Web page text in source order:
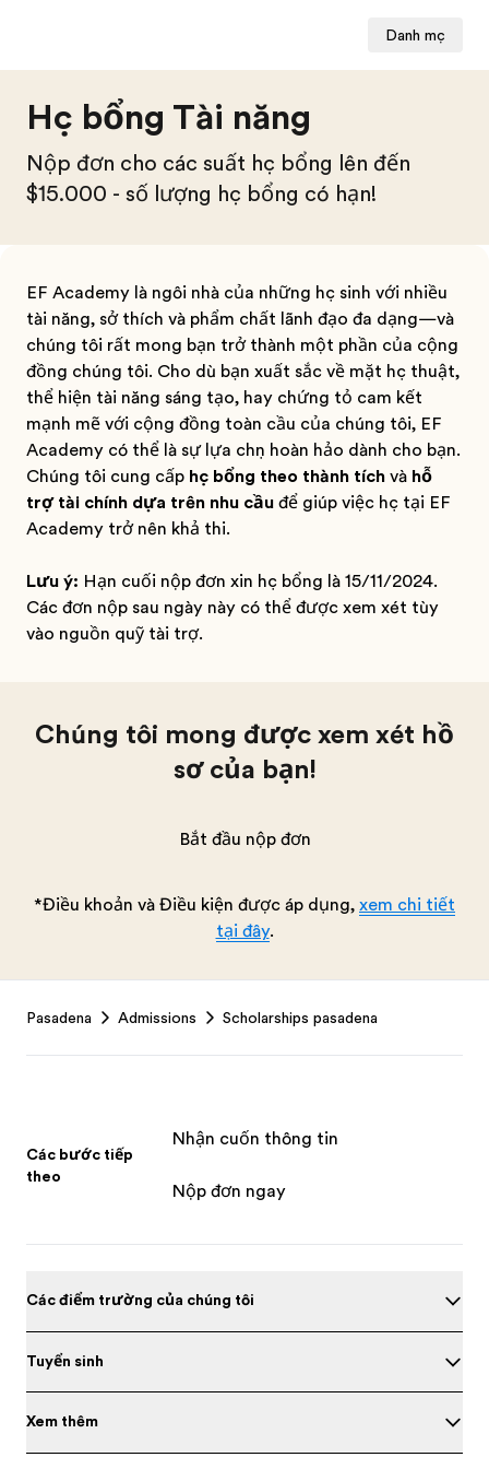
Danh mục
Học bổng Tài năng
Nộp đơn cho các suất học bổng lên đến
$15.000 - số lượng học bổng có hạn!
EF Academy là ngôi nhà của những học sinh với nhiều
tài năng, sở thích và phẩm chất lãnh đạo đa dạng—và
chúng tôi rất mong bạn trở thành một phần của cộng
đồng chúng tôi. Cho dù bạn xuất sắc về mặt học thuật,
thể hiện tài năng sáng tạo, hay chứng tỏ cam kết
mạnh mẽ với cộng đồng toàn cầu của chúng tôi, EF
Academy có thể là sự lựa chọn hoàn hảo dành cho bạn.
Chúng tôi cung cấp học bổng theo thành tích và hỗ
trợ tài chính dựa trên nhu cầu để giúp việc học tại EF
Academy trở nên khả thi.
Lưu ý: Hạn cuối nộp đơn xin học bổng là 15/11/2024.
Các đơn nộp sau ngày này có thể được xem xét tùy
vào nguồn quỹ tài trợ.
Chúng tôi mong được xem xét hồ
sơ của bạn!
Bắt đầu nộp đơn
*Điều khoản và Điều kiện được áp dụng, xem chi tiết
tại đây.
Pasadena Admissions Scholarships pasadena
Các bước tiếp
theo
Nhận cuốn thông tin
Nộp đơn ngay
Các điểm trường của chúng tôi
Tuyển sinh
Xem thêm